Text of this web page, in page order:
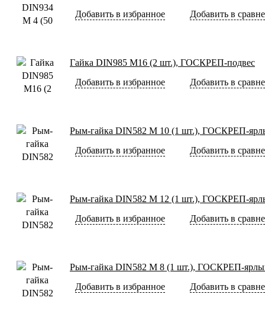
Добавить в избранное
Добавить в
Гайка DIN985 М16 (2 шт.), ГОСКРЕП-подвес
Добавить в избранное
Добавить в
Рым-гайка DIN582 М 10 (1 шт.), ГОСКРЕП-
Добавить в избранное
Добавить в
Рым-гайка DIN582 М 12 (1 шт.), ГОСКРЕП-
Добавить в избранное
Добавить в
Рым-гайка DIN582 М 8 (1 шт.), ГОСКРЕП-
Добавить в избранное
Добавить в